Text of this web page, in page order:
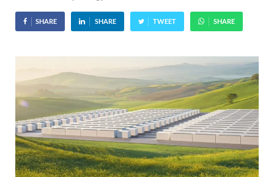
SHARE SHARE TWEET SHARE